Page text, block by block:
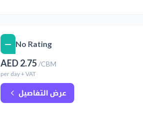
No Rating
—
AED2.75/CBM
per day+ VAT
عرض التفاصيل